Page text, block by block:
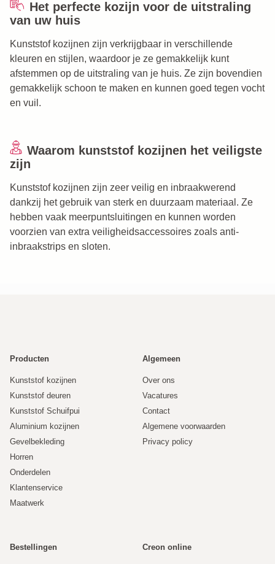
Het perfecte kozijn voor de uitstraling
van uw huis
Kunststof kozijnen zijn verkrijgbaar in verschillende
kleuren en stijlen, waardoor je ze gemakkelijk kunt
afstemmen op de uitstraling van je huis. Ze zijn bovendien
gemakkelijk schoon te maken en kunnen goed tegen vocht
en vuil.
Waarom kunststof kozijnen het veiligste
zijn
Kunststof kozijnen zijn zeer veilig en inbraakwerend
dankzij het gebruik van sterk en duurzaam materiaal. Ze
hebben vaak meerpuntsluitingen en kunnen worden
voorzien van extra veiligheidsaccessoires zoals anti-
inbraakstrips en sloten.
Producten
Kunststof kozijnen
Kunststof deuren
Kunststof Schuifpui
Aluminium kozijnen
Gevelbekleding
Horren
Onderdelen
Klantenservice
Maatwerk
Algemeen
Over ons
Vacatures
Contact
Algemene voorwaarden
Privacy policy
Bestellingen Creon online